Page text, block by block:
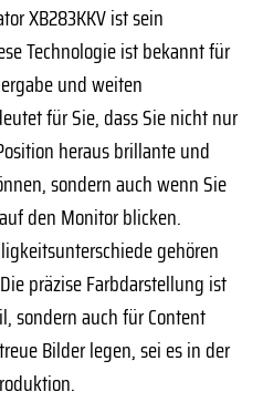
XB283KKV ist sein
Technologie ist bekannt für
und weiten
für Sie, dass Sie nicht nur
heraus brillante und
sondern auch wenn Sie
den Monitor blicken.
gehören
präzise Farbdarstellung ist
sondern auch für Content
Bilder legen, sei es in der